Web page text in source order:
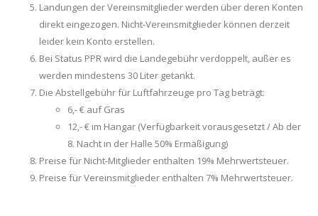
Landungen der Vereinsmitglieder werden über deren Konten
direkt eingezogen. Nicht-Vereinsmitglieder können derzeit
leider kein Konto erstellen.
Bei Status PPR wird die Landegebühr verdoppelt, außer es
werden mindestens 30 Liter getankt.
Die Abstellgebühr für Luftfahrzeuge pro Tag beträgt:
6,- € auf Gras
12,- € im Hangar (Verfügbarkeit vorausgesetzt / Ab der
8. Nacht in der Halle 50% Ermäßigung)
Preise für Nicht-Mitglieder enthalten 19% Mehrwertsteuer.
Preise für Vereinsmitglieder enthalten 7% Mehrwertsteuer.